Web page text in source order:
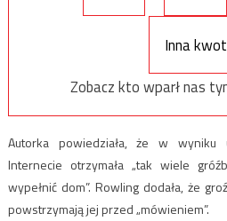
Inna
Zobacz kto wparł nas
Autorka powiedziała, że ​​w
Internecie otrzymała „tak wiele
wypełnić dom”. Rowling dodała, że
powstrzymają jej przed „mówieniem”.